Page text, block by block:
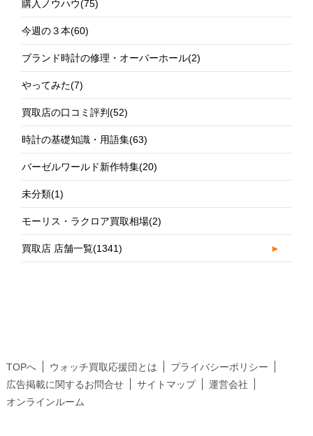
購入ノウハウ(75)
今週の３本(60)
ブランド時計の修理・オーバーホール(2)
やってみた(7)
買取店の口コミ評判(52)
時計の基礎知識・用語集(63)
バーゼルワールド新作特集(20)
未分類(1)
モーリス・ラクロア買取相場(2)
買取店 店舗一覧(1341) ►
TOPへ ウォッチ買取応援団とは
プライバシーポリシー
広告掲載に関するお問合せ
サイトマップ
運営会社
オンラインルーム